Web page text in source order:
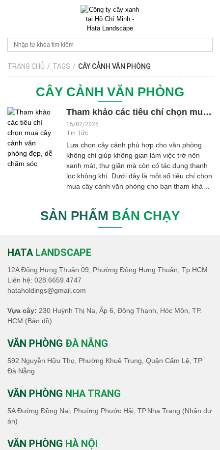
TRANG CHỦ / TAGS / CÂY CẢNH VĂN PHÒNG
CÂY CẢNH VĂN PHÒNG
Tham khảo các tiêu chí chọn mua
cây cảnh văn phòng đẹp, dễ chăm
sóc
15/02/2025
Tin Tức
Lựa chọn cây cảnh phù hợp cho văn phòng
không chỉ giúp không gian làm việc trở nên
xanh mát, thư giãn mà còn có tác dụng thanh
lọc không khí. Dưới đây là một số tiêu chí chọn
mua cây cảnh văn phòng cho bạn tham khảo.
có) dưới đây được tổng hợp dựa trên nhiều
nguồn thông tin cũng như là ý kiến chủ quan
dựa trên kinh nghiệm của đội ngũ biên tập ở
tính chất tham khảo và không phản ánh tuyệt
đối chất lượng...
SẢN PHẨM BÁN CHẠY
HATA LANDSCAPE
12A Đông Hưng Thuận 09, Phường Đông Hưng Thuận, Tp.HCM
Liên hệ: 028.6659.4747
hataholdings@gmail.com
Vựa cây: 230 Huỳnh Thị Na, Ấp 6, Đông Thạnh, Hóc Môn, TP.
HCM (Bản đồ)
VĂN PHÒNG ĐÀ NẴNG
592 Nguyễn Hữu Thọ, Phường Khuê Trung, Quận Cẩm Lệ, TP
Đà Nẵng
VĂN PHÒNG NHA TRANG
5A Đường Đồng Nai, Phường Phước Hải, TP.Nha Trang (Nhận dự
án)
VĂN PHÒNG HÀ NỘI